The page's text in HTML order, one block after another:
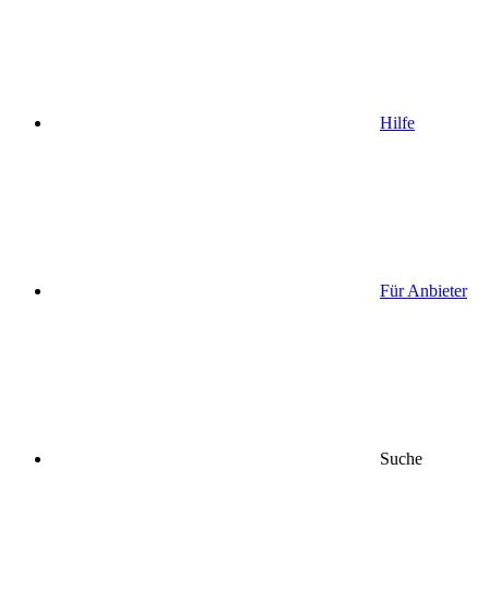
Hilfe
Für Anbieter
Suche